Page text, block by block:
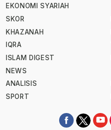
EKONOMI SYARIAH
SKOR
KHAZANAH
IQRA
ISLAM DIGEST
NEWS
ANALISIS
SPORT